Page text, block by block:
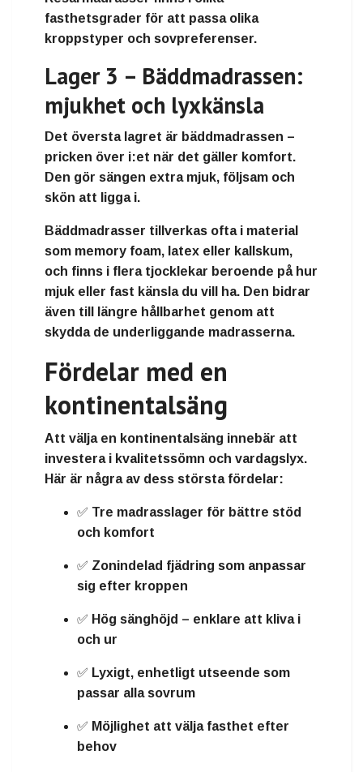
fasthetsgrader för att passa olika
kroppstyper och sovpreferenser.
Lager 3 – Bäddmadrassen:
mjukhet och lyxkänsla
Det översta lagret är bäddmadrassen –
pricken över i:et när det gäller komfort.
Den gör sängen extra mjuk, följsam och
skön att ligga i.
Bäddmadrasser tillverkas ofta i material
som memory foam, latex eller kallskum,
och finns i flera tjocklekar beroende på hur
mjuk eller fast känsla du vill ha. Den bidrar
även till längre hållbarhet genom att
skydda de underliggande madrasserna.
Fördelar med en
kontinentalsäng
Att välja en kontinentalsäng innebär att
investera i kvalitetssömn och vardagslyx.
Här är några av dess största fördelar:
✅ Tre madrasslager för bättre stöd
och komfort
✅ Zonindelad fjädring som anpassar
sig efter kroppen
✅ Hög sänghöjd – enklare att kliva i
och ur
✅ Lyxigt, enhetligt utseende som
passar alla sovrum
✅ Möjlighet att välja fasthet efter
behov